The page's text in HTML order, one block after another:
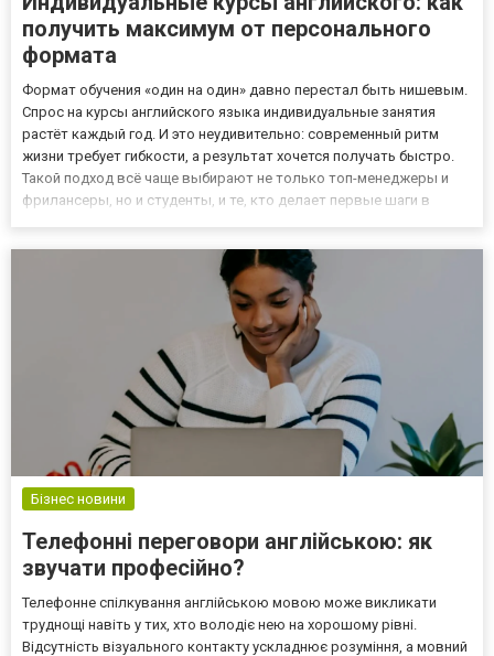
получить максимум от персонального
формата
Формат обучения «один на один» давно перестал быть нишевым.
Спрос на курсы английского языка индивидуальные занятия
растёт каждый год. И это неудивительно: современный ритм
жизни требует гибкости, а результат хочется получать быстро.
Такой подход всё чаще выбирают не только топ-менеджеры и
фрилансеры, но и студенты, и те, кто делает первые шаги в
Бізнес новини
Телефонні переговори англійською: як
звучати професійно?
Телефонне спілкування англійською мовою може викликати
труднощі навіть у тих, хто володіє нею на хорошому рівні.
Відсутність візуального контакту ускладнює розуміння, а мовний